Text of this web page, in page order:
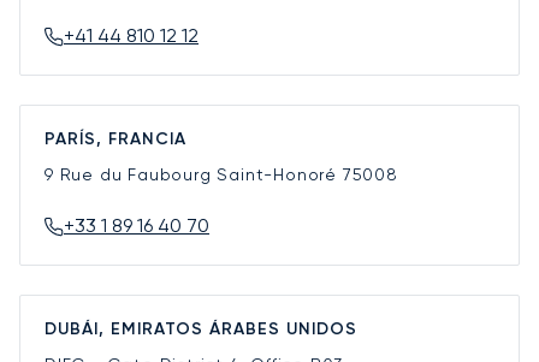
+41 44 810 12 12
PARÍS, FRANCIA
9 Rue du Faubourg Saint-Honoré 75008
+33 1 89 16 40 70
DUBÁI, EMIRATOS ÁRABES UNIDOS